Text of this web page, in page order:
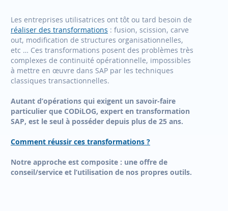
Les entreprises utilisatrices ont tôt ou tard besoin de
réaliser des transformations : fusion, scission, carve
out, modification de structures organisationnelles,
etc … Ces transformations posent des problèmes très
complexes de continuité opérationnelle, impossibles
à mettre en œuvre dans SAP par les techniques
classiques transactionnelles.
Autant d’opérations qui exigent un savoir-faire
particulier que CODiLOG, expert en transformation
SAP, est le seul à posséder depuis plus de 25 ans.
Comment réussir ces transformations ?
Notre approche est composite : une offre de
conseil/service et l’utilisation de nos propres outils.